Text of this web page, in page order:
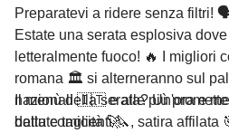
Preparatevi a ridere senza filtri!
Estate una serata esplosiva
letteralmente fuoco! 🔥 I migliori
romana 🏛️ si alterneranno sul
nazionali 🇮🇹 e alle più
della comicità 🚀.
Il menù della serata? Un'ora e
battute taglienti 🔪, satira affilata